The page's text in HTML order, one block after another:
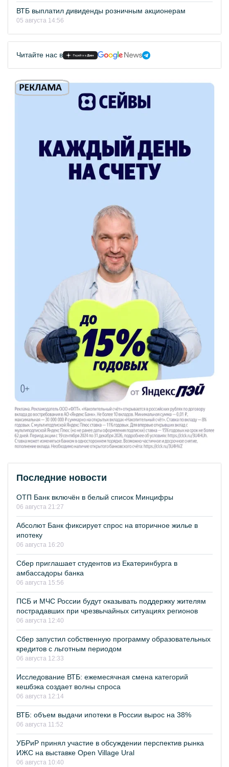
ВТБ выплатил дивиденды розничным акционерам
05 августа 14:56
Читайте нас в
Последние новости
ОТП Банк включён в белый список Минцифры
06 августа 21:27
Абсолют Банк фиксирует спрос на вторичное жилье в
ипотеку
06 августа 16:20
Сбер приглашает студентов из Екатеринбурга в
амбассадоры банка
06 августа 15:56
ПСБ и МЧС России будут оказывать поддержку жителям
пострадавших при чрезвычайных ситуациях регионов
06 августа 12:40
Сбер запустил собственную программу образовательных
кредитов с льготным периодом
06 августа 12:33
Исследование ВТБ: ежемесячная смена категорий
кешбэка создает волны спроса
06 августа 12:14
ВТБ: объем выдачи ипотеки в России вырос на 38%
06 августа 11:52
УБРиР принял участие в обсуждении перспектив рынка
ИЖС на выставке Open Village Ural
06 августа 10:40